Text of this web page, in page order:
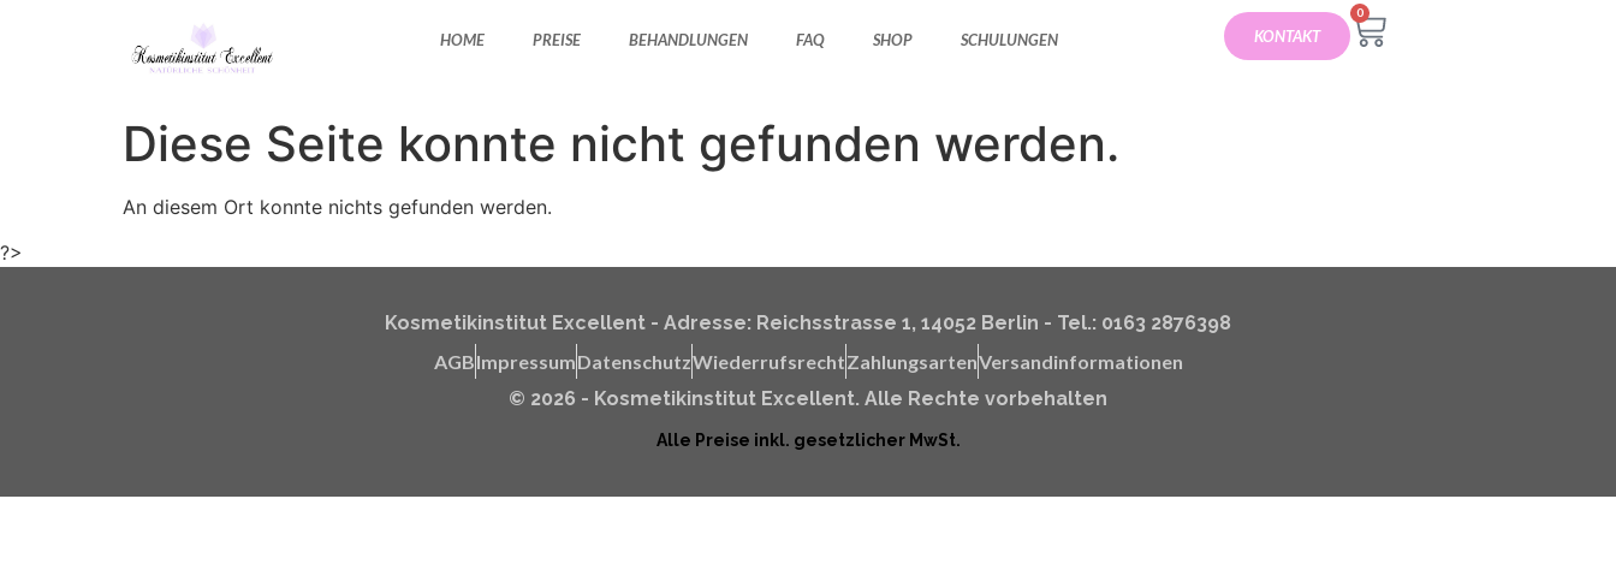
HOME PREISE BEHANDLUNGEN FAQ SHOP SCHULUNGEN KONTAKT
0
Diese Seite konnte nicht gefunden werden.
An diesem Ort konnte nichts gefunden werden.
?>
Kosmetikinstitut Excellent - Adresse: Reichsstrasse 1, 14052 Berlin - Tel.: 0163 2876398
AGBImpressumDatenschutzWiederrufsrechtZahlungsartenVersandinformationen
© 2026 - Kosmetikinstitut Excellent. Alle Rechte vorbehalten
Alle Preise inkl. gesetzlicher MwSt.